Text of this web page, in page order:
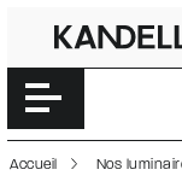
Accéder
Accueil Nos